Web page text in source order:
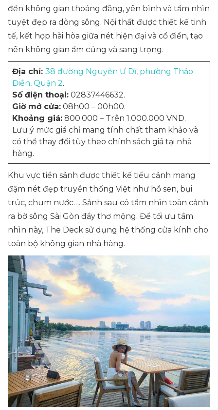
đến không gian thoáng đãng, yên bình và tầm nhìn
tuyệt đẹp ra dòng sông. Nội thất được thiết kế tinh
tế, kết hợp hài hòa giữa nét hiện đại và cổ điển, tạo
nên không gian ấm cúng và sang trọng.
Địa chỉ: 38 đường Nguyễn Ư Dĩ, phường Thảo
Điền, Quận 2.
Số điện thoại: 02837446632.
Giờ mở cửa: 08h00 – 00h00.
Khoảng giá: 800.000 – Trên 1.000.000 VND.
Lưu ý mức giá chỉ mang tính chất tham khảo và
có thể thay đổi tùy theo chính sách giá tại nhà
hàng.
Khu vực tiền sảnh được thiết kế tiểu cảnh mang
đậm nét đẹp truyền thống Việt như hồ sen, bụi
trúc, chum nước…. Sảnh sau có tầm nhìn toàn cảnh
ra bờ sông Sài Gòn đầy thơ mộng. Để tối ưu tầm
nhìn này, The Deck sử dụng hệ thống cửa kính cho
toàn bộ không gian nhà hàng.